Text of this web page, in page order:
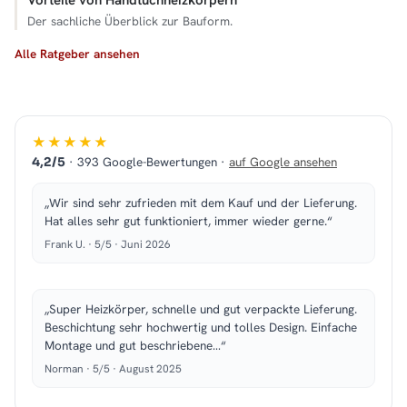
Der sachliche Überblick zur Bauform.
Alle Ratgeber ansehen
★★★★★
4,2/5 · 393 Google-Bewertungen · auf Google ansehen
„Wir sind sehr zufrieden mit dem Kauf und der Lieferung.
Hat alles sehr gut funktioniert, immer wieder gerne.“
Frank U. · 5/5 · Juni 2026
„Super Heizkörper, schnelle und gut verpackte Lieferung.
Beschichtung sehr hochwertig und tolles Design. Einfache
Montage und gut beschriebene…“
Norman · 5/5 · August 2025